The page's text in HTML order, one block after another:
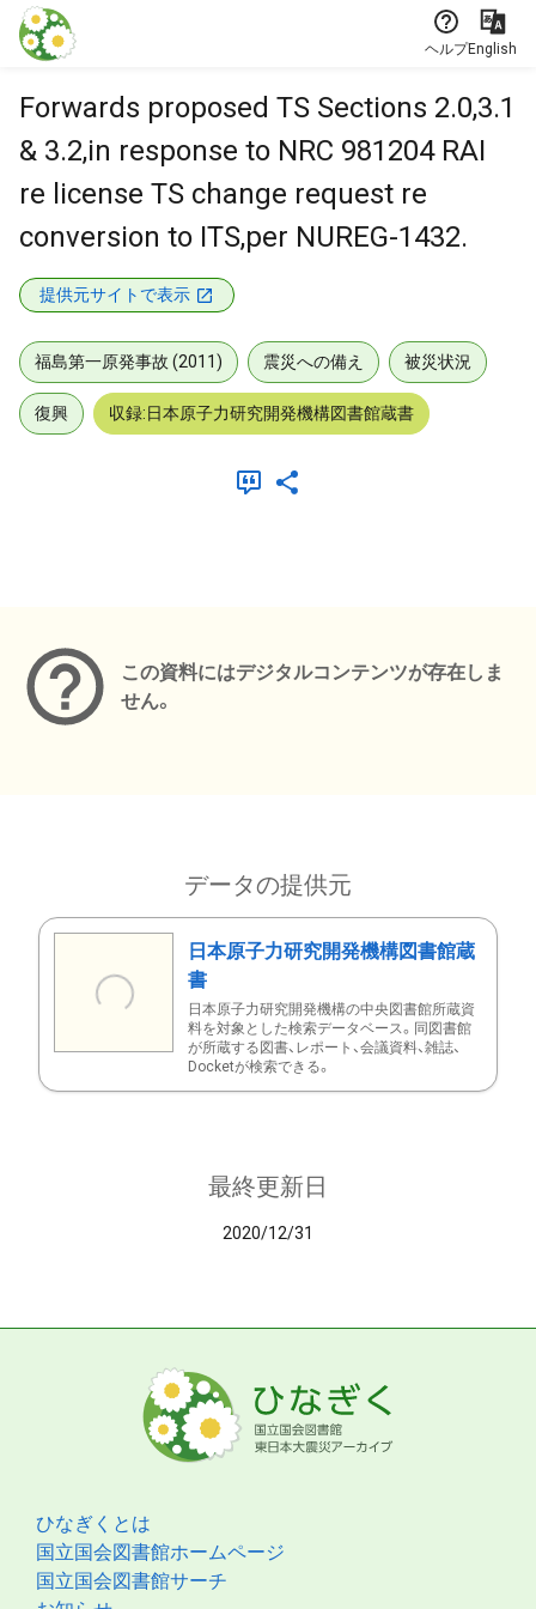
本文に飛ぶ
ヘルプEnglish
Forwards proposed TS Sections 2.0,3.1
& 3.2,in response to NRC 981204 RAI
re license TS change request re
conversion to ITS,per NUREG-1432.
提供元サイトで表示
福島第一原発事故 (2011) 震災への備え 被災状況
復興 収録:日本原子力研究開発機構図書館蔵書
この資料にはデジタルコンテンツが存在しま
せん。
データの提供元
日本原子力研究開発機構図書館蔵
書
日本原子力研究開発機構の中央図書館所蔵資
料を対象とした検索データベース。同図書館
が所蔵する図書、レポート、会議資料、雑誌、
Docketが検索できる。
最終更新日
2020/12/31
ひなぎくとは
国立国会図書館ホームページ
国立国会図書館サーチ